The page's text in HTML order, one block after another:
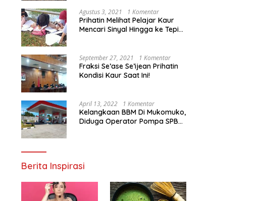
Agustus 3, 2021 1 Komentar
Prihatin Melihat Pelajar Kaur
Mencari Sinyal Hingga ke Tepi
Segera Bertindak
September 27, 2021 1 Komentar
Fraksi Se’ase Se’ijean Prihatin
Kondisi Kaur Saat Ini!
April 13, 2022 1 Komentar
Kelangkaan BBM Di Mukomuko,
Diduga Operator Pompa SPBU
Berita Inspirasi